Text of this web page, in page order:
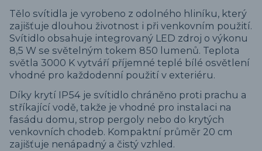
Tělo svítidla je vyrobeno z odolného hliníku, který
zajišťuje dlouhou životnost i při venkovním použití.
Svítidlo obsahuje integrovaný LED zdroj o výkonu
8,5 W se světelným tokem 850 lumenů. Teplota
světla 3000 K vytváří příjemné teplé bílé osvětlení
vhodné pro každodenní použití v exteriéru.
Díky krytí IP54 je svítidlo chráněno proti prachu a
stříkající vodě, takže je vhodné pro instalaci na
fasádu domu, strop pergoly nebo do krytých
venkovních chodeb. Kompaktní průměr 20 cm
zajišťuje nenápadný a čistý vzhled.